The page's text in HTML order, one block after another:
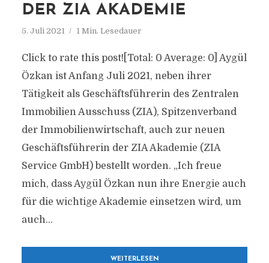
DER ZIA AKADEMIE
5. Juli 2021 1 Min. Lesedauer
Click to rate this post![Total: 0 Average: 0] Aygül
Özkan ist Anfang Juli 2021, neben ihrer
Tätigkeit als Geschäftsführerin des Zentralen
Immobilien Ausschuss (ZIA), Spitzenverband
der Immobilienwirtschaft, auch zur neuen
Geschäftsführerin der ZIA Akademie (ZIA
Service GmbH) bestellt worden. „Ich freue
mich, dass Aygül Özkan nun ihre Energie auch
für die wichtige Akademie einsetzen wird, um
auch...
WEITERLESEN